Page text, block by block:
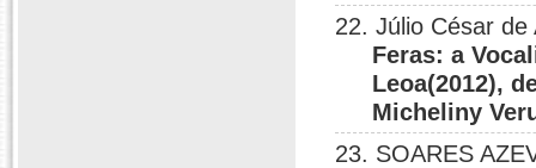
22. Júlio César
Feras: a
Leoa(2012),
Micheliny
23. SOARES